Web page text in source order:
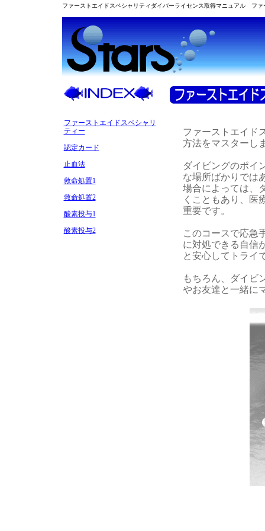
ファーストエイドスペシャリティダイバーライセンス取得マニュアル ファ
ファーストエイドスペシャリ
ティー
認定カード
止血法
救命処置1
救命処置2
酸素投与1
酸素投与2
ファーストエイド
方法をマスターし
ダイビングのポイ
な場所ばかりでは
場合によっては、
くこともあり、医
重要です。
このコースで応急
に対処できる自信
と安心してトライ
もちろん、ダイビ
やお友達と一緒に